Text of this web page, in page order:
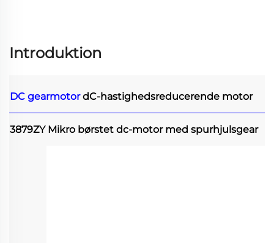
Introduktion
DC gearmotordC-hastighedsreducerende motor
3879ZY Mikro børstet dc-motor med spurhjulsgear